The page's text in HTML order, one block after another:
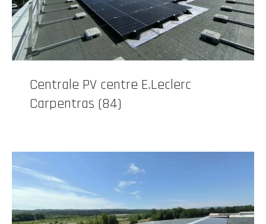
Centrale PV centre E.Leclerc
Carpentras (84)